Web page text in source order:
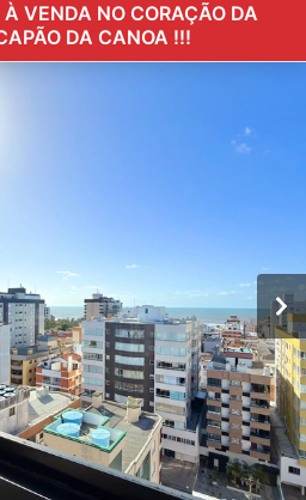
VENDA NO CORAÇÃO DA
DA CANOA !!!